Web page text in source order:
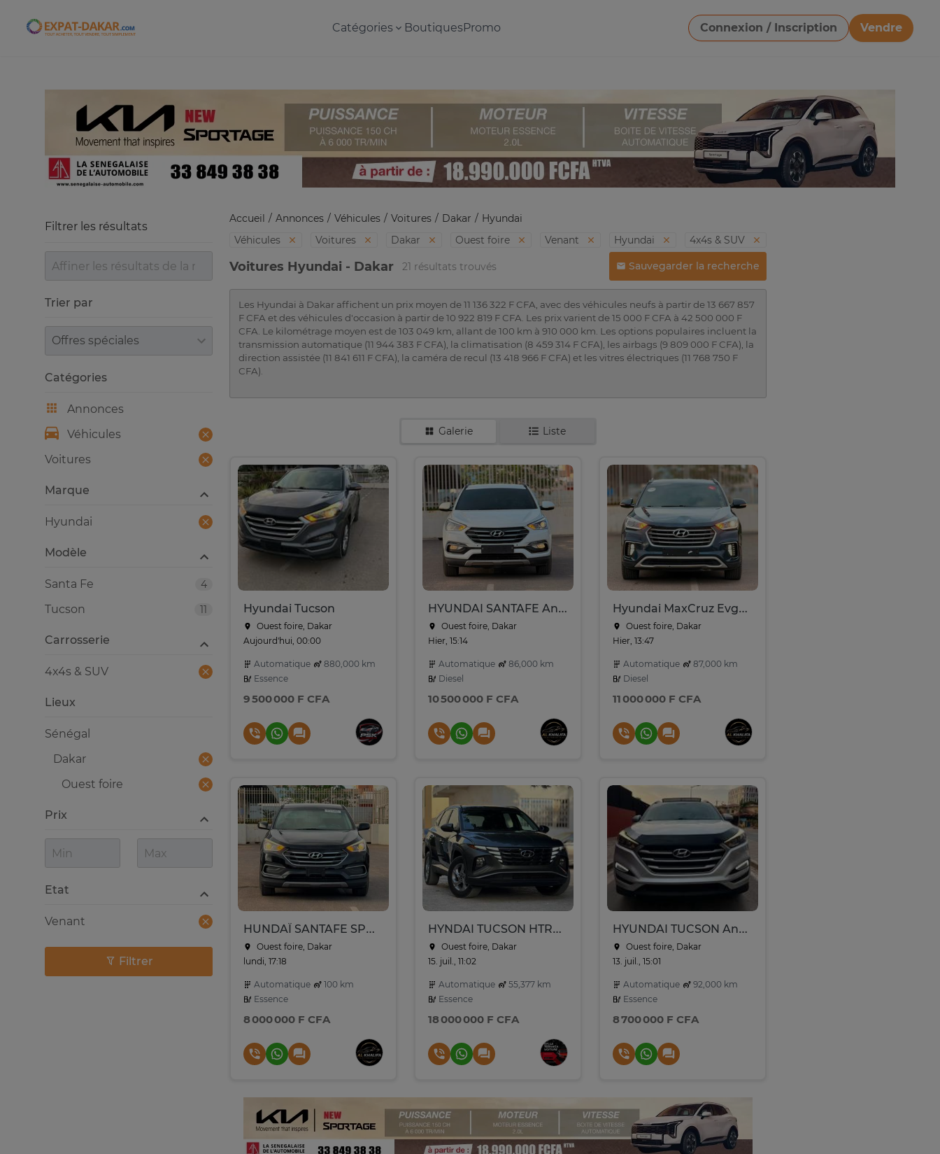
Expat-Dakar Catégories BoutiquesPromo Connexion / Inscription
Vendre
Télécharger une image
Accueil Annonces Véhicules Voitures Dakar
Hyundai
Véhicules
Voitures Dakar Ouest foire Venant Hyundai 4x4s & SUV
Voitures Hyundai - Dakar 21 résultats trouvés Sauvegarder la recherche
Les Hyundai à Dakar affichent un prix moyen de 11 136 322 F CFA, avec des véhicules neufs à partir de 13 667 857
F CFA et des véhicules d'occasion à partir de 10 922 819 F CFA. Les prix varient de 15 000 F CFA à 42 500 000 F
CFA. Le kilométrage moyen est de 103 049 km, allant de 100 km à 910 000 km. Les options populaires incluent la
transmission automatique (11 944 383 F CFA), la climatisation (8 459 314 F CFA), les airbags (9 809 000 F CFA), la
direction assistée (11 841 611 F CFA), la caméra de recul (13 418 966 F CFA) et les vitres électriques (11 768 750 F
CFA).
Galerie Liste
Hyundai Tucson
Ouest foire, Dakar
Aujourd'hui, 00:00
Automatique
880,000 km
Essence
9 500 000 F CFA
HYUNDAI SANTAFE Année : 2017
Ouest foire, Dakar
Hier, 15:14
Automatique
86,000 km
Diesel
10 500 000 F CFA
Hyundai MaxCruz Evgt Année : 2017
Ouest foire, Dakar
Hier, 13:47
Automatique
87,000 km
Diesel
11 000 000 F CFA
HUNDAÏ SANTAFE SPORT ANNEE 2018
Ouest foire, Dakar
lundi, 17:18
Automatique
100 km
Essence
8 000 000 F CFA
HYNDAI TUCSON HTRAC Année : *2022*
Ouest foire, Dakar
15. juil., 11:02
Automatique
55,377 km
Essence
18 000 000 F CFA
HYUNDAI TUCSON Année :2017
Ouest foire, Dakar
13. juil., 15:01
Automatique
92,000 km
Essence
8 700 000 F CFA
Filtrer les résultats
Trier par
Trier par
Catégories
Annonces
Véhicules
Voitures
Lieux
Sénégal
Dakar
Ouest foire
Prix
Etat
Venant
Marque
Hyundai
Modèle
4
Santa Fe
11
Tucson
Carrosserie
4x4s & SUV
Filtrer